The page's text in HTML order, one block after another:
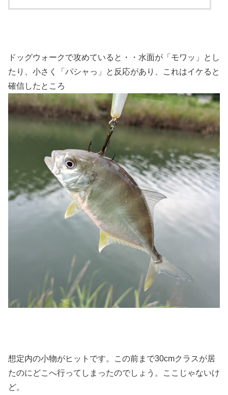
ドッグウォークで攻めていると・・水面が「モワッ」とし
たり、小さく「パシャっ」と反応があり、これはイケると
確信したところ
想定内の小物がヒットです。この前まで30cmクラスが居
たのにどこへ行ってしまったのでしょう。ここじゃないけ
ど。